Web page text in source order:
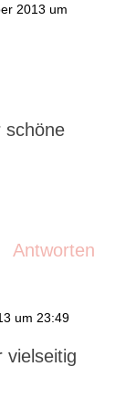
2013 um
schöne
Antworten
um 23:49
vielseitig